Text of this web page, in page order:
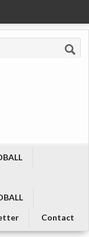
Contact